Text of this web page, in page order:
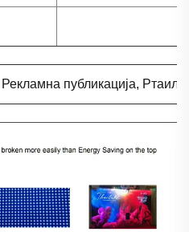
Рекламна публикација,